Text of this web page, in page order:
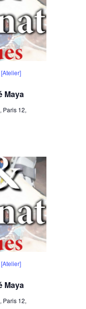
Maya
[Atelier]
Paris 12,
Maya
[Atelier]
Paris 12,